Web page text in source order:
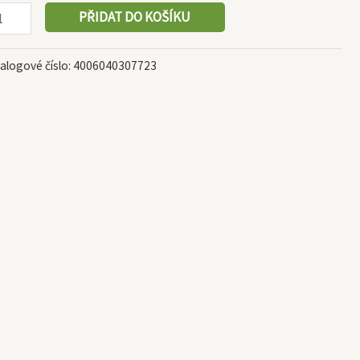
PŘIDAT DO KOŠÍKU
číslo: 4006040307723